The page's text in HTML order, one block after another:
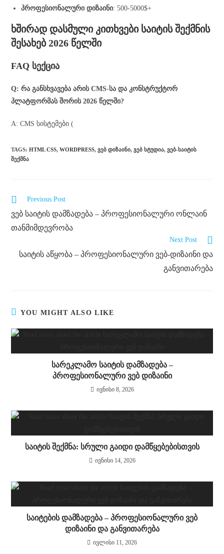
პროფესიონალური დიზაინი: 500-5000$+
ხშირად დასმული კითხვები საიტის შექმნის
შესახებ 2026 წელში
FAQ სექცია
Q: რა განსხვავება არის CMS-სა და კონსტრუქტორ
პლატფორმას შორის 2026 წელში?
A: CMS სისტემები (
TAGS:HTML CSS, WORDPRESS, ᲕᲔᲑ ᲓᲘᲖᲐᲘᲜᲘ, ᲕᲔᲑ ᲡᲢᲣᲓᲘᲐ, ᲕᲔᲑ-ᲡᲐᲘᲢᲘᲡ
ᲨᲔᲥᲛᲜᲐ
Previous Post
ვებ საიტის დამზადება – პროფესიონალური ონლაინ
თანმიმდევრობა
Next Post
საიტის აწყობა – პროფესიონალური ვებ-დიზაინი და
განვითარება
YOU MIGHT ALSO LIKE
სარეკლამო საიტის დამზადება –
პროფესიონალური ვებ დიზაინი
ივნისი 8, 2026
საიტის შექმნა: სრული გაიდი დამწყებებისთვის
ივნისი 14, 2026
საიტების დამზადება – პროფესიონალური ვებ
დიზაინი და განვითარება
ივლისი 11, 2026